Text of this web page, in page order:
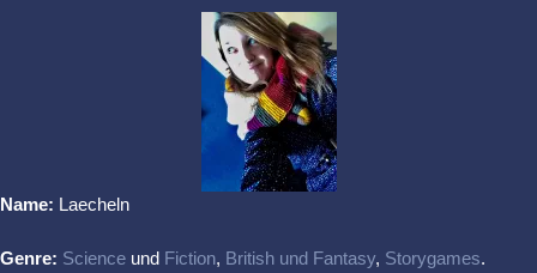
Name: Laecheln
Genre: Science und Fiction, British und Fantasy, Storygames.